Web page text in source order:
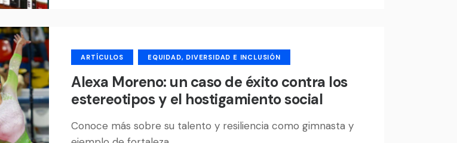
ARTÍCULOS EQUIDAD, DIVERSIDAD E INCLUSIÓN
Alexa Moreno: un caso de éxito contra los
estereotipos y el hostigamiento social
Conoce más sobre su talento y resiliencia como gimnasta y